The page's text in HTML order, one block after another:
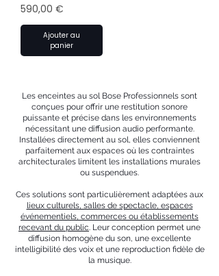
Prix
590,00 €
Ajouter au
panier
Les enceintes au sol Bose Professionnels sont
conçues pour offrir une restitution sonore
puissante et précise dans les environnements
nécessitant une diffusion audio performante.
Installées directement au sol, elles conviennent
parfaitement aux espaces où les contraintes
architecturales limitent les installations murales
ou suspendues.
Ces solutions sont particulièrement adaptées aux
lieux culturels, salles de spectacle, espaces
événementiels, commerces ou établissements
recevant du public . Leur conception permet une
diffusion homogène du son, une excellente
intelligibilité des voix et une reproduction fidèle de
la musique.